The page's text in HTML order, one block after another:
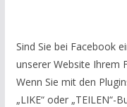
Sind Sie bei Facebook
unserer Website Ihrem
Wenn Sie mit den
„LIKE“ oder